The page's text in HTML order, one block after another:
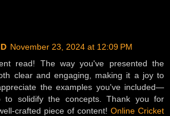
November 23, 2024 at 12:09 PM
read! The way you've presented the
clear and engaging, making it a joy to
the examples you've included—
to solidify the concepts. Thank you for
crafted piece of content! Online Cricket